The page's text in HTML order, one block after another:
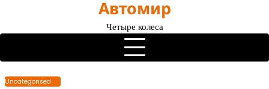
содержимому
Автомир
Четыре колеса
Uncategorised